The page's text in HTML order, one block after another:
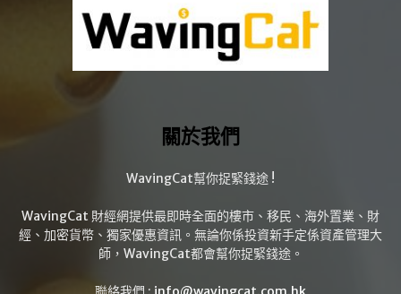
關於我們
WavingCat幫你捉緊錢途 !
WavingCat 財經網提供最即時全面的樓市、移民、海外置業、財
經、加密貨幣、獨家優惠資訊。無論你係投資新手定係資產管理大
師，WavingCat都會幫你捉緊錢途。